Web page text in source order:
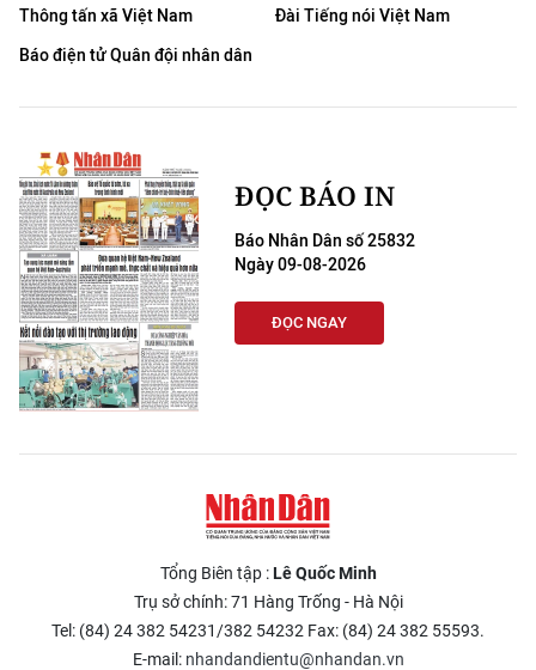
Media Du lịch
Media Thế giới
Media Thể thao
Media Giáo dục
Media Y tế
Media Khoa học - Công nghệ
Infographic
Thông tấn xã Việt Nam
Đài Tiếng nói Việt Nam
Báo điện tử Quân đội nhân dân
ĐỌC BÁO IN
Báo Nhân Dân số 25832
Ngày 09-08-2026
ĐỌC NGAY
Tổng Biên tập :Lê Quốc Minh
Trụ sở chính: 71 Hàng Trống - Hà Nội
Tel: (84) 24 382 54231/382 54232 Fax: (84) 24 382 55593.
E-mail: nhandandientu@nhandan.vn